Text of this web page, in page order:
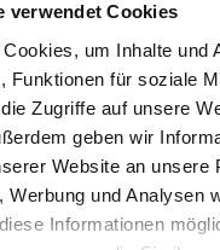
verwendet Cookies
um Inhalte und
Funktionen für soziale
Zugriffe auf unsere
geben wir
Website an unsere
Werbung und Analysen
Informationen
– Gesellschaft (ZUG)
69-71